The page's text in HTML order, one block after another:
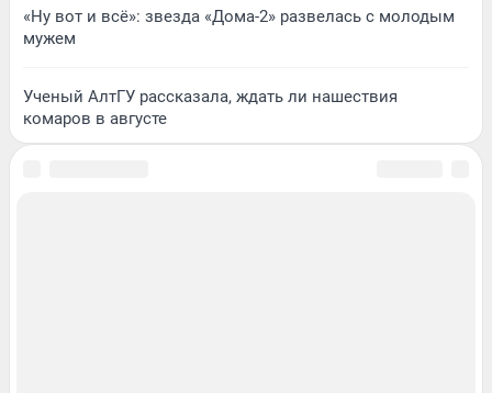
«Ну вот и всё»: звезда «Дома-2» развелась с молодым
мужем
Ученый АлтГУ рассказала, ждать ли нашествия
комаров в августе